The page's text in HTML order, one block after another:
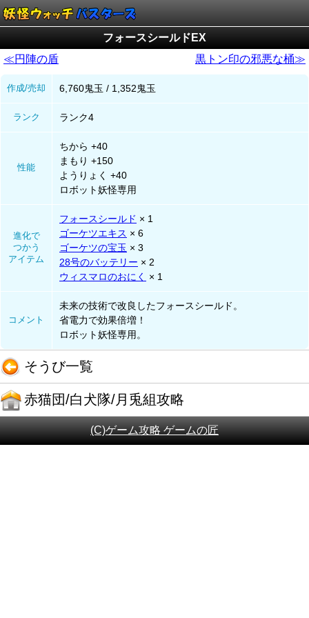
フォースシールドEX
≪円陣の盾
黒トン印の邪悪な桶≫
作成/売却 6,760鬼玉 / 1,352鬼玉
ランク ランク4
性能
ちから +40
まもり +150
ようりょく +40
ロボット妖怪専用
進化で
つかう
アイテム
フォースシールド × 1
ゴーケツエキス × 6
ゴーケツの宝玉 × 3
28号のバッテリー × 2
ウィスマロのおにく
× 1
コメント
未来の技術で改良したフォースシールド。
省電力で効果倍増！
ロボット妖怪専用。
そうび一覧
赤猫団/白犬隊/月兎組攻略
(C)ゲーム攻略 ゲームの匠